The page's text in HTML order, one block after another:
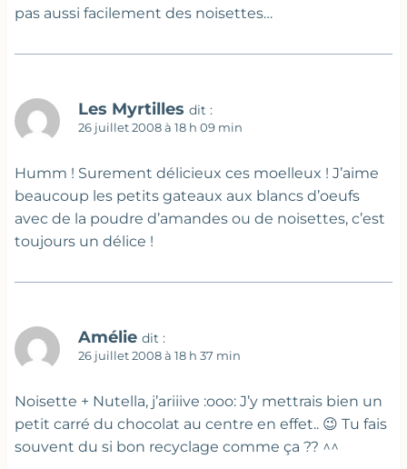
pas aussi facilement des noisettes…
Les Myrtilles dit :
26 juillet 2008 à 18 h 09 min
Humm ! Surement délicieux ces moelleux ! J’aime
beaucoup les petits gateaux aux blancs d’oeufs
avec de la poudre d’amandes ou de noisettes, c’est
toujours un délice !
Amélie dit :
26 juillet 2008 à 18 h 37 min
Noisette + Nutella, j’ariiive :ooo: J’y mettrais bien un
petit carré du chocolat au centre en effet.. 😉 Tu fais
souvent du si bon recyclage comme ça ?? ^^